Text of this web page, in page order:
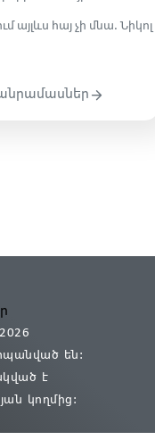
այլևս հայ չի մնա․ Նիկոլ
են:
է
կողմից։